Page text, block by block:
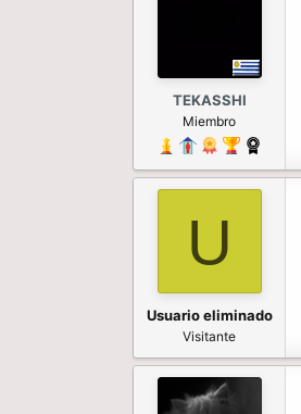
TEKASSHI
Miembro
U
Usuario eliminado
Visitante